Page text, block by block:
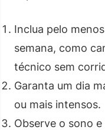
Inclua pelo
semana, como
técnico sem
Garanta um dia
ou mais intensos.
Observe o sono